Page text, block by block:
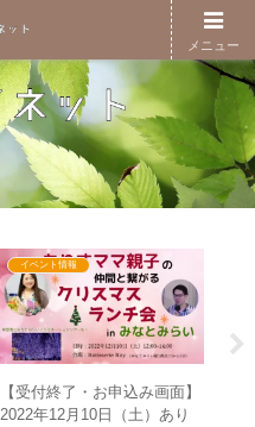
イベント情報
【受付終了・お申込み画面】
2022年12月10日（土）あり
メニュー